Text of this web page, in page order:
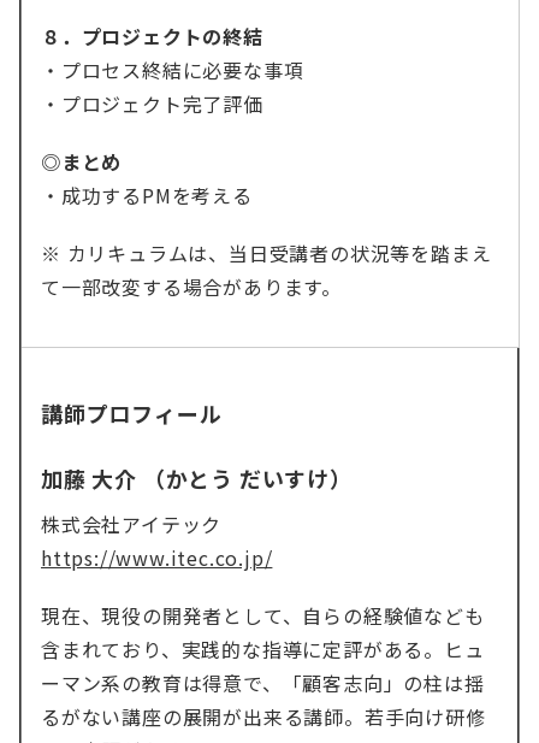
８．プロジェクトの終結
・プロセス終結に必要な事項
・プロジェクト完了評価
◎まとめ
・成功するPMを考える
※ カリキュラムは、当日受講者の状況等を踏まえ
て一部改変する場合があります。
講師プロフィール
加藤 大介 （かとう だいすけ）
株式会社アイテック
https://www.itec.co.jp/
現在、現役の開発者として、自らの経験値なども
含まれており、実践的な指導に定評がある。ヒュ
ーマン系の教育は得意で、「顧客志向」の柱は揺
るがない講座の展開が出来る講師。若手向け研修